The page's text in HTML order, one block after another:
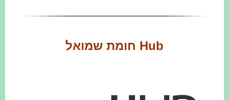
Hub חומת שמואל